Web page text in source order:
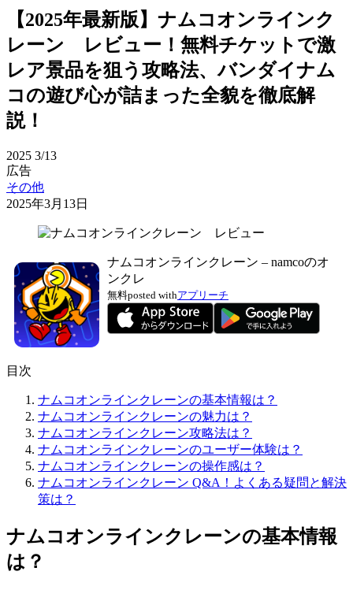
【2025年最新版】ナムコオンラインク
レーン レビュー！無料チケットで激
レア景品を狙う攻略法、バンダイナム
コの遊び心が詰まった全貌を徹底解
説！
2025 3/13
広告
その他
2025年3月13日
ナムコオンラインクレーン – namcoのオ
ンクレ
無料posted withアプリーチ
目次
ナムコオンラインクレーンの基本情報は？
ナムコオンラインクレーンの魅力は？
ナムコオンラインクレーン攻略法は？
ナムコオンラインクレーンのユーザー体験は？
ナムコオンラインクレーンの操作感は？
ナムコオンラインクレーン Q&A！よくある疑問と解決
策は？
ナムコオンラインクレーンの基本情報
は？